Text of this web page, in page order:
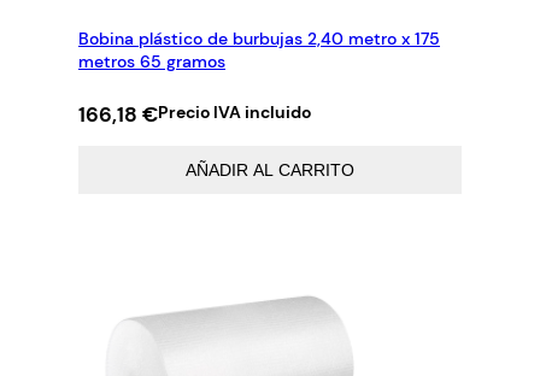
Bobina plástico de burbujas 2,40 metro x 175
metros 65 gramos
166,18 €Precio IVA incluido
AÑADIR AL CARRITO